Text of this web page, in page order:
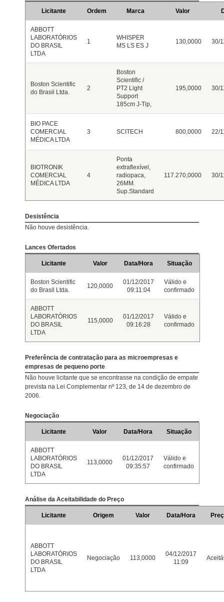
Licitante Ordem Marca Valor
ABBOTT
LABORATÓRIOS
DO BRASIL
LTDA
1
WHISPER
MS LS ES J
130,0000 30/
Boston Scientific
do Brasil Ltda.
2
Boston
Scientific /
PT2 Light
Support
185cm J-Tip,
195,0000 30/
BIO PACE
COMERCIAL
MÉDICA LTDA
3 SCITECH 800,0000 22/
BIOTRONIK
COMERCIAL
MÉDICA LTDA
4
Ponta
extraflexível,
radiopaca,
26MM.
Sup.Standard
117.270,0000 30/
Desistência
Não houve desistência.
Lances Ofertados
Licitante Valor Data/Hora Situação
Boston Scientific
do Brasil Ltda.
120,0000
01/12/2017
09:11:04
Válido e
confirmado
ABBOTT
LABORATÓRIOS
DO BRASIL
LTDA
115,0000
01/12/2017
09:16:28
Válido e
confirmado
Preferência de contratação para as microempresas e
empresas de pequeno porte
Não houve licitante que se encontrasse na condição de empate
prevista na Lei Complementar nº 123, de 14 de dezembro de
2006.
Negociação
Licitante Valor Data/Hora Situação
ABBOTT
LABORATÓRIOS
DO BRASIL
LTDA
113,0000
01/12/2017
09:35:57
Válido e
confirmado
Análise da Aceitabilidade do Preço
Licitante Origem Valor Data/Hora
ABBOTT
LABORATÓRIOS
DO BRASIL
LTDA
Negociação 113,0000
04/12/2017
11:09